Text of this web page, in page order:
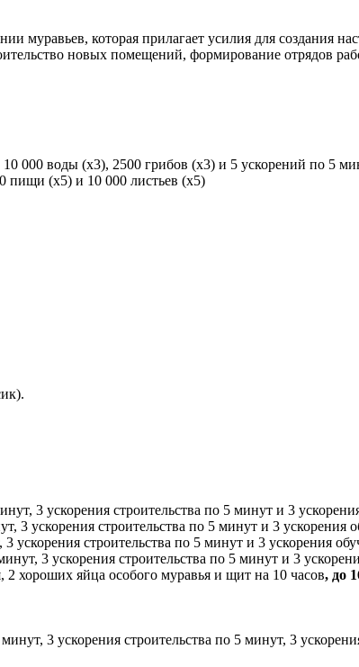
муравьев, которая прилагает усилия для создания
новых помещений, формирование отрядов
000 воды (x3), 2500 грибов (x3) и 5 ускорений по 5
пищи (x5) и 10 000 листьев (x5)
3 ускорения строительства по 5 минут и 3
3 ускорения строительства по 5 минут и 3 ускорения
ускорения строительства по 5 минут и 3 ускорения
3 ускорения строительства по 5 минут и 3
хороших яйца особого муравья и щит на 10 часов, до
3 ускорения строительства по 5 минут, 3